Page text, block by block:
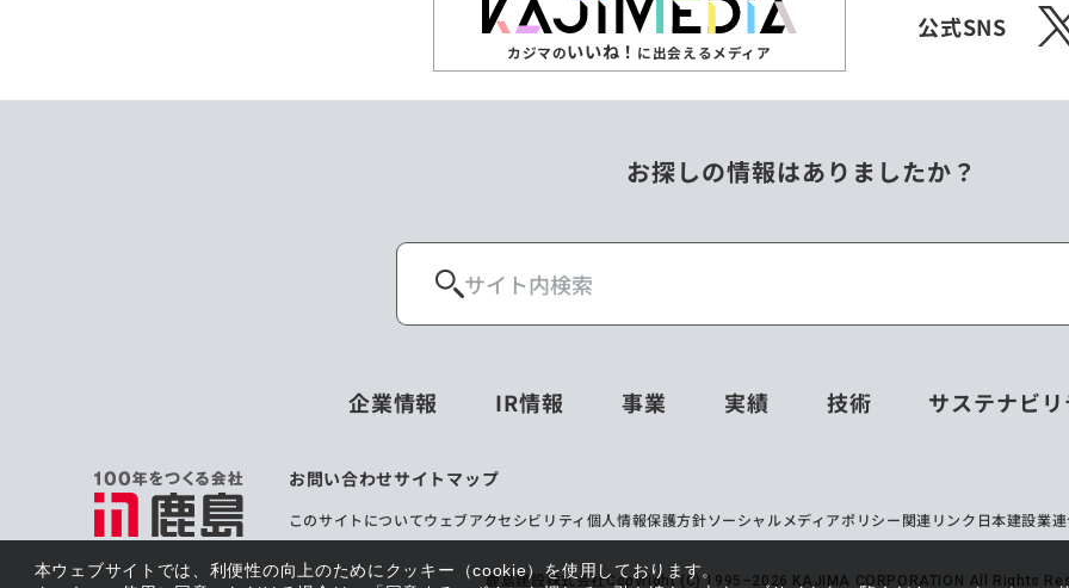
本ウェブサイトでは、利便性の向上のためにクッキー（cookie）を使用しております。
カジマのいいね！ に出会えるメディア
公式SNS X
お探しの情報はありましたか？
企業情報 IR情報 事業 実績 技術 サステナビリ
お問い合わせサイトマップ
このサイトについてウェブアクセシビリティ個人情報保護方針ソーシャルメディアポリシー関連リンク 日本建設業
鹿島建設株式会社Copyright (C) 1995–2026 KAJIMA CORPORATION All Rights